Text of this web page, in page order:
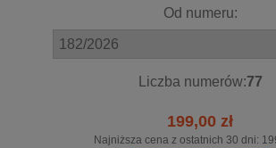
Od numeru:
Liczba numerów:77
199,00 zł
Najniższa cena z ostatnich 30 dni: